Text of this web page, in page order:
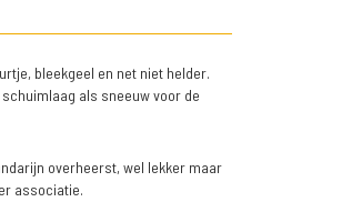
bleekgeel en net niet helder.
als sneeuw voor de
overheerst, wel lekker maar
associatie.